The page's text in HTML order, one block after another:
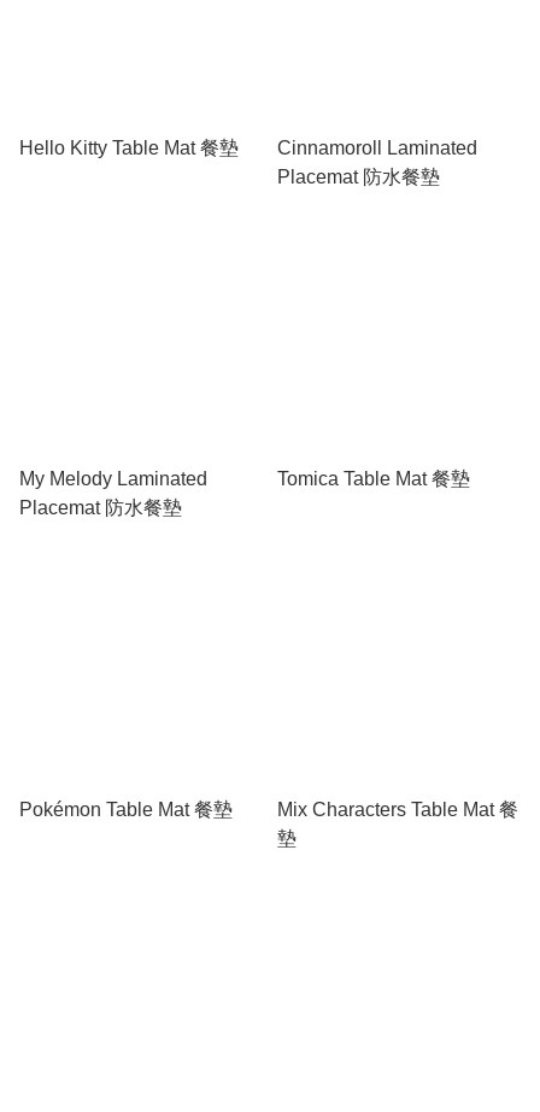
Hello Kitty Table Mat 餐墊
Cinnamoroll Laminated
Placemat 防水餐墊
My Melody Laminated
Placemat 防水餐墊
Tomica Table Mat 餐墊
Pokémon Table Mat 餐墊
Mix Characters Table Mat 餐
墊